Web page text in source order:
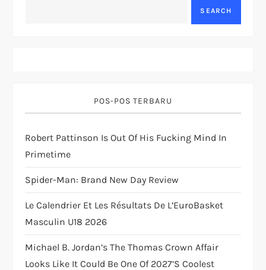
t
i
o
n
SEARCH
POS-POS TERBARU
Robert Pattinson Is Out Of His Fucking Mind In
Primetime
Spider-Man: Brand New Day Review
Le Calendrier Et Les Résultats De L’EuroBasket
Masculin U18 2026
Michael B. Jordan’s The Thomas Crown Affair
Looks Like It Could Be One Of 2027’s Coolest